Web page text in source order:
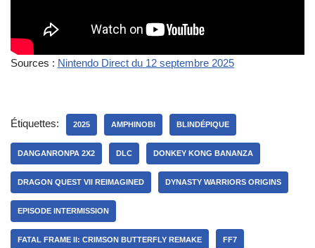
Sources : Nintendo Direct du 12 septembre 2025
Étiquettes: 2025 AMPHINOBI BLINDÉPIQUE
DANGANRONPA 2X2 DLC DONKEY KONG BANANZA
DRAGON QUEST VII REIMAGINED DYNASTY WARRIORS ORIGINS
EPISODE INTERMISSION
FATAL FRAME II: CRIMSON BUTTERFLY REMAKE FF7